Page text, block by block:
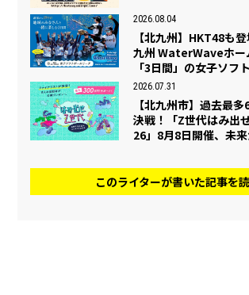
2026.08.04
【北九州】HKT48も
九州 WaterWaveホー
「3日間」の女子ソフ
2026.07.31
【北九州市】過去最
決戦！「Z世代はみ出
26」8月8日開催、未
このライターが書いた記事を